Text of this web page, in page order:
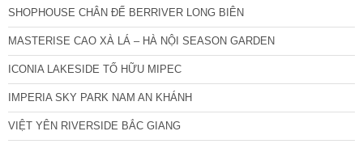
SHOPHOUSE CHÂN ĐẾ BERRIVER LONG BIÊN
MASTERISE CAO XÀ LÁ – HÀ NỘI SEASON GARDEN
ICONIA LAKESIDE TỐ HỮU MIPEC
IMPERIA SKY PARK NAM AN KHÁNH
VIỆT YÊN RIVERSIDE BẮC GIANG